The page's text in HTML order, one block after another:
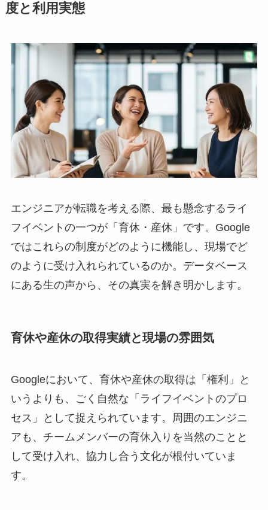
度と利用実態
エンジニアが転職を考える際、最も懸念するライ
フイベントの一つが「育休・産休」です。Google
ではこれらの制度がどのように機能し、現場でど
のように受け入れられているのか。データベース
にある生の声から、その真実を解き明かします。
育休や産休の取得実績と現場の雰囲気
Googleにおいて、育休や産休の取得は「権利」と
いうよりも、ごく自然な「ライフイベントのプロ
セス」として捉えられています。周囲のエンジニ
アも、チームメンバーの育休入りを当然のことと
して受け入れ、協力し合う文化が根付いていま
す。